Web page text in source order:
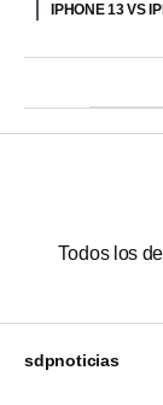
IPHONE 13 VS
Todos los
sdpnoticias